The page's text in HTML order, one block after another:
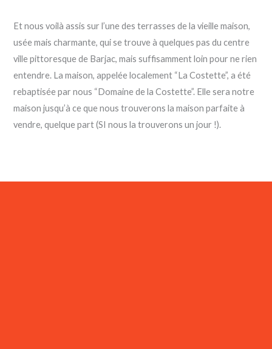
Et nous voilà assis sur l’une des terrasses de la vieille maison,
usée mais charmante, qui se trouve à quelques pas du centre
ville pittoresque de Barjac, mais suffisamment loin pour ne rien
entendre. La maison, appelée localement “La Costette”, a été
rebaptisée par nous “Domaine de la Costette”. Elle sera notre
maison jusqu’à ce que nous trouverons la maison parfaite à
vendre, quelque part (SI nous la trouverons un jour !).